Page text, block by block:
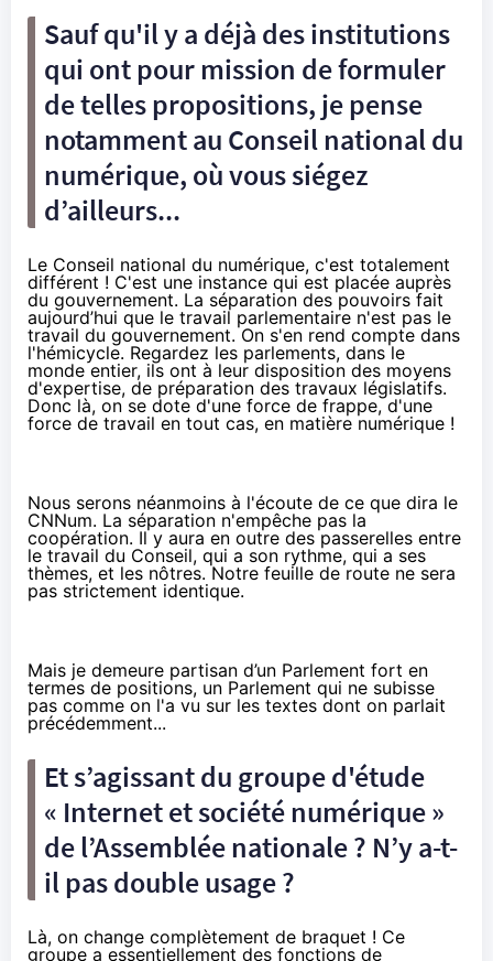
Sauf qu'il y a déjà des institutions
qui ont pour mission de formuler
de telles propositions, je pense
notamment au Conseil national du
numérique, où vous siégez
d’ailleurs...
Le Conseil national du numérique, c'est totalement
différent ! C'est une instance qui est placée auprès
du gouvernement. La séparation des pouvoirs fait
aujourd’hui que le travail parlementaire n'est pas le
travail du gouvernement. On s'en rend compte dans
l'hémicycle. Regardez les parlements, dans le
monde entier, ils ont à leur disposition des moyens
d'expertise, de préparation des travaux législatifs.
Donc là, on se dote d'une force de frappe, d'une
force de travail en tout cas, en matière numérique !
Nous serons néanmoins à l'écoute de ce que dira le
CNNum. La séparation n'empêche pas la
coopération. Il y aura en outre des passerelles entre
le travail du Conseil, qui a son rythme, qui a ses
thèmes, et les nôtres. Notre feuille de route ne sera
pas strictement identique.
Mais je demeure partisan d’un Parlement fort en
termes de positions, un Parlement qui ne subisse
pas comme on l'a vu sur les textes dont on parlait
précédemment...
Et s’agissant du groupe d'étude
« Internet et société numérique »
de l’Assemblée nationale ? N’y a-t-
il pas double usage ?
Là, on change complètement de braquet ! Ce
groupe a essentiellement des fonctions de